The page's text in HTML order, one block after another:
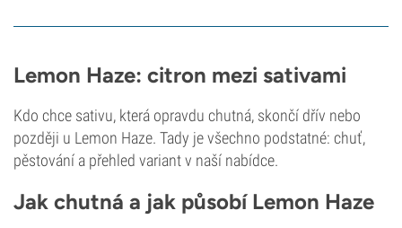
Lemon Haze: citron mezi sativami
Kdo chce sativu, která opravdu chutná, skončí dřív nebo
později u Lemon Haze. Tady je všechno podstatné: chuť,
pěstování a přehled variant v naší nabídce.
Jak chutná a jak působí Lemon Haze